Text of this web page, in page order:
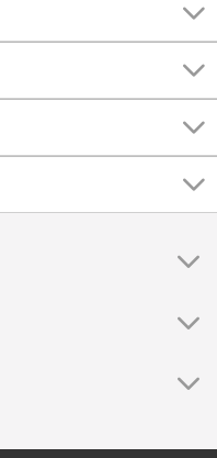
e Dunnottar